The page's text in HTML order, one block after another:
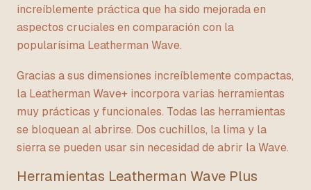
increíblemente práctica que ha sido mejorada en
aspectos cruciales en comparación con la
popularísima Leatherman Wave.
Gracias a sus dimensiones increíblemente compactas,
la Leatherman Wave+ incorpora varias herramientas
muy prácticas y funcionales. Todas las herramientas
se bloquean al abrirse. Dos cuchillos, la lima y la
sierra se pueden usar sin necesidad de abrir la Wave.
Herramientas Leatherman Wave Plus